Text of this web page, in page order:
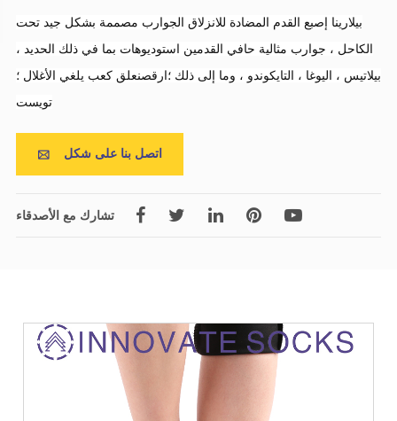
بيلارينا إصبع القدم المضادة للانزلاق الجوارب مصممة بشكل جيد تحت
الكاحل ، جوارب مثالية حافي القدمين استوديوهات بما في ذلك الحديد ،
بيلاتيس ، اليوغا ، التايكوندو ، وما إلى ذلك ؛ارقصنعلق كعب يلغي الأغلال ؛
تويست
 اتصل بنا على شكل
تشارك مع الأصدقاء